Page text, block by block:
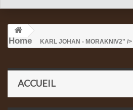
Home KARL JOHAN - MORAKNIV2" />
ACCUEIL